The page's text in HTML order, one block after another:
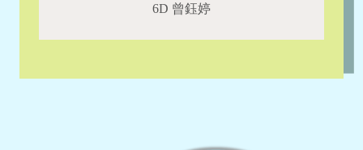
6D 曾鈺婷